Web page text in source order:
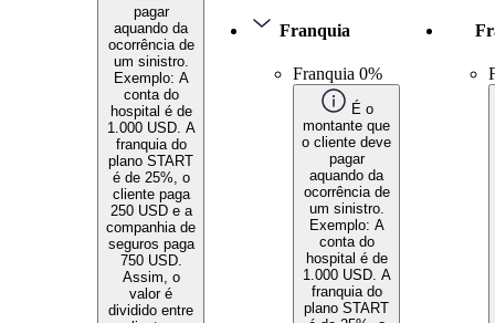
pagar
aquando da
ocorrência de
um sinistro.
Exemplo: A
conta do
hospital é de
1.000 USD. A
franquia do
plano START
é de 25%, o
cliente paga
250 USD e a
companhia de
seguros paga
750 USD.
Assim, o
valor é
dividido entre
Franquia
Franquia 0%
É o
montante que
o cliente deve
pagar
aquando da
ocorrência de
um sinistro.
Exemplo: A
conta do
hospital é de
1.000 USD. A
franquia do
plano START